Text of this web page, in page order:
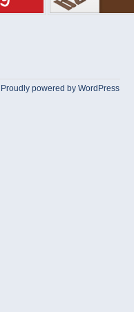
Proudly powered by WordPress